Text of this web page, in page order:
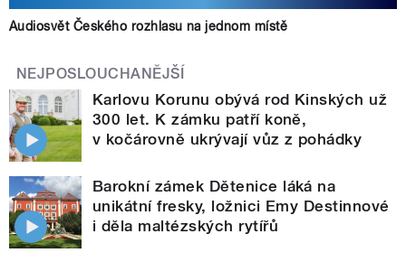
Audiosvět Českého rozhlasu na jednom místě
NEJPOSLOUCHANĚJŠÍ
Karlovu Korunu obývá rod Kinských už
300 let. K zámku patří koně,
v kočárovně ukrývají vůz z pohádky
Barokní zámek Dětenice láká na
unikátní fresky, ložnici Emy Destinnové
i děla maltézských rytířů